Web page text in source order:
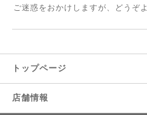
ご迷惑をおかけしますが、どうぞ
トップページ
店舗情報